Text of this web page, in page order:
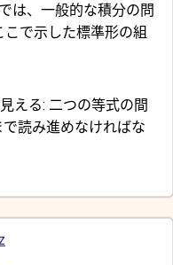
は、一般的な積分の問
で示した標準形の組
える: 二つの等式の間
で読み進めなければな